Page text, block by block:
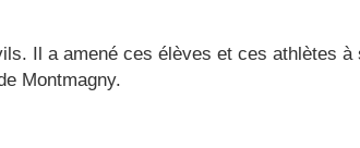
Il a amené ces élèves et ces athlètes à
Montmagny.